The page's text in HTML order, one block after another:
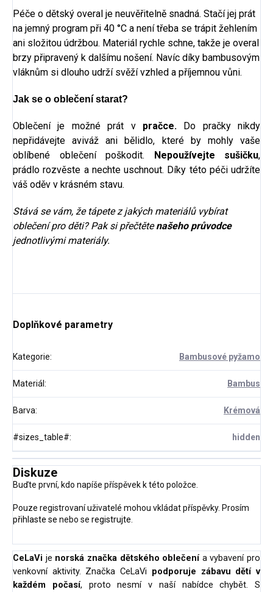
Péče o dětský overal je neuvěřitelně snadná. Stačí jej prát
na jemný program při 40 °C a není třeba se trápit žehlením
ani složitou údržbou. Materiál rychle schne, takže je overal
brzy připravený k dalšímu nošení. Navíc díky bambusovým
vláknům si dlouho udrží svěží vzhled a příjemnou vůni.
Jak se o oblečení starat?
Oblečení je možné prát v pračce. Do pračky nikdy
nepřidávejte aviváž ani bělidlo, které by mohly vaše
oblíbené oblečení poškodit. Nepoužívejte sušičku,
prádlo rozvěste a nechte uschnout. Díky této péči udržíte
váš oděv v krásném stavu.
Stává se vám, že tápete z jakých materiálů vybírat
oblečení pro děti? Pak si přečtětenašeho průvodce
jednotlivými materiály.
Doplňkové parametry
Kategorie: Bambusové pyžamo
Materiál : Bambus
Barva: Krémová
#sizes_table#: hidden
Diskuze
Buďte první, kdo napíše příspěvek k této položce.
Pouze registrovaní uživatelé mohou vkládat příspěvky. Prosím
přihlaste se nebo se registrujte
CeLaVi je norská značka dětského oblečenía vybavení pro
venkovní aktivity. Značka CeLaVi podporuje zábavu dětí v
každém počasí, proto nesmí v naší nabídce chybět. S